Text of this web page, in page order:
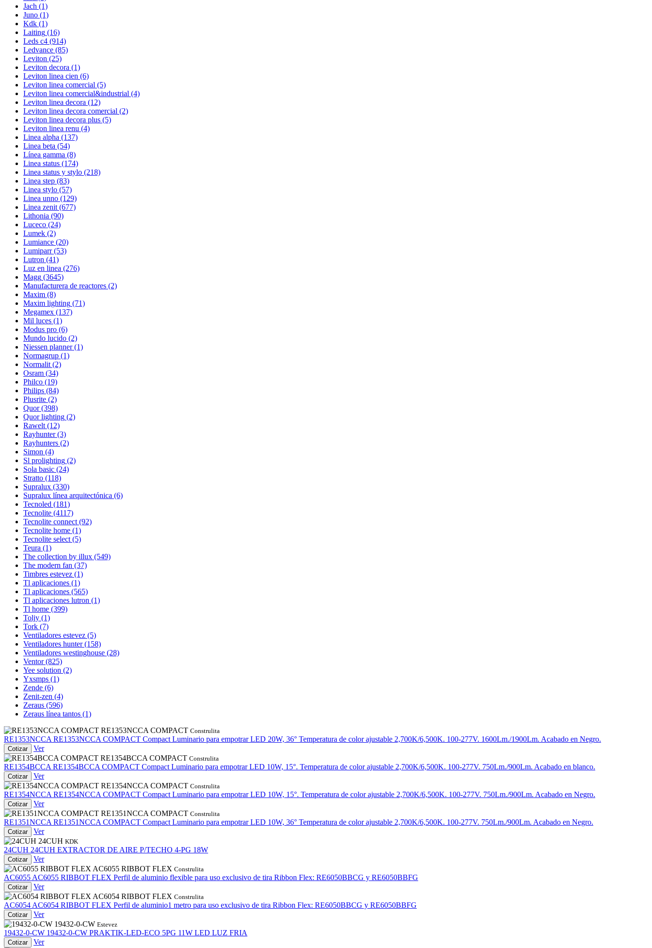
Jach (1)
Juno (1)
Kdk (1)
Laiting (16)
Leds c4 (914)
Ledvance (85)
Leviton (25)
Leviton decora (1)
Leviton linea cien (6)
Leviton linea comercial (5)
Leviton linea comercial&industrial (4)
Leviton linea decora (12)
Leviton linea decora comercial (2)
Leviton linea decora plus (5)
Leviton linea renu (4)
Linea alpha (137)
Linea beta (54)
Línea gamma (8)
Linea status (174)
Linea status y stylo (218)
Linea step (83)
Linea stylo (57)
Linea unno (129)
Linea zenit (677)
Lithonia (90)
Luceco (24)
Lumek (2)
Lumiance (20)
Lumiparr (53)
Lutron (41)
Luz en linea (276)
Magg (3645)
Manufacturera de reactores (2)
Maxim (8)
Maxim lighting (71)
Megamex (137)
Mil luces (1)
Modus pro (6)
Mundo lucido (2)
Niessen planner (1)
Normagrup (1)
Normalit (2)
Osram (34)
Philco (19)
Philips (84)
Plusrite (2)
Quor (398)
Quor lighting (2)
Rawelt (12)
Rayhunter (3)
Rayhunters (2)
Simon (4)
Sl prolighting (2)
Sola basic (24)
Stratto (118)
Supralux (330)
Supralux línea arquitectónica (6)
Tecnoled (181)
Tecnolite (4117)
Tecnolite connect (92)
Tecnolite home (1)
Tecnolite select (5)
Teura (1)
The collection by illux (549)
The modern fan (37)
Timbres estevez (1)
Tl aplicaciones (1)
Tl aplicaciones (565)
Tl aplicaciones lutron (1)
Tl home (399)
Toljy (1)
Tork (7)
Ventiladores estevez (5)
Ventiladores hunter (158)
Ventiladores westinghouse (28)
Ventor (825)
Yee solution (2)
Yxsmps (1)
Zende (6)
Zenit-zen (4)
Zeraus (596)
Zeraus línea tantos (1)
RE1353NCCA COMPACT Construlita
RE1353NCCA RE1353NCCA COMPACT Compact Luminario para empotrar LED 20W, 36° Temperatura de color ajustable 2,700K/6,500K. 100-277V. 1600Lm./1900Lm. Acabado en Negro.
Cotizar
Ver
RE1354BCCA COMPACT Construlita
RE1354BCCA RE1354BCCA COMPACT Compact Luminario para empotrar LED 10W, 15°. Temperatura de color ajustable 2,700K/6,500K. 100-277V. 750Lm./900Lm. Acabado en blanco.
Cotizar
Ver
RE1354NCCA COMPACT Construlita
RE1354NCCA RE1354NCCA COMPACT Compact Luminario para empotrar LED 10W, 15°. Temperatura de color ajustable 2,700K/6,500K. 100-277V. 750Lm./900Lm. Acabado en Negro.
Cotizar
Ver
RE1351NCCA COMPACT Construlita
RE1351NCCA RE1351NCCA COMPACT Compact Luminario para empotrar LED 10W, 36° Temperatura de color ajustable 2,700K/6,500K. 100-277V. 750Lm./900Lm. Acabado en Negro.
Cotizar
Ver
24CUH KDK
24CUH 24CUH EXTRACTOR DE AIRE P/TECHO 4-PG 18W
Cotizar
Ver
AC6055 RIBBOT FLEX Construlita
AC6055 AC6055 RIBBOT FLEX Perfil de aluminio flexible para uso exclusivo de tira Ribbon Flex: RE6050BBCG y RE6050BBFG
Cotizar
Ver
AC6054 RIBBOT FLEX Construlita
AC6054 AC6054 RIBBOT FLEX Perfil de aluminio1 metro para uso exclusivo de tira Ribbon Flex: RE6050BBCG y RE6050BBFG
Cotizar
Ver
19432-0-CW Estevez
19432-0-CW 19432-0-CW PRAKTIK-LED-ECO 5PG 11W LED LUZ FRIA
Cotizar
Ver